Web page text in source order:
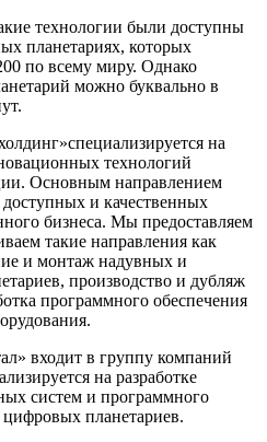
технологии были доступны
планетариях, которых
по всему миру. Однако
можно буквально в
на
технологий
Основным направлением
и качественных
бизнеса. Мы предоставляем
такие направления как
и монтаж надувных и
производство и дубляж
программного обеспечения
входит в группу компаний
на разработке
систем и программного
планетариев.